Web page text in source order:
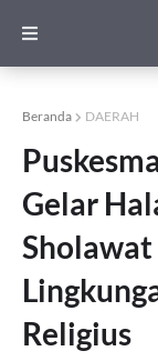
Beranda DAERAH
Gelar
Religius